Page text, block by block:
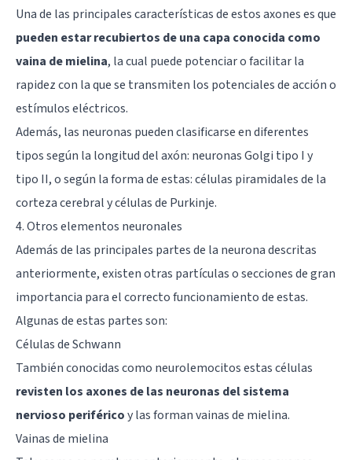
Una de las principales características de estos axones es que
pueden estar recubiertos de una capa conocida como
vaina de mielina, la cual puede potenciar o facilitar la
rapidez con la que se transmiten los potenciales de acción o
estímulos eléctricos.
Además, las neuronas pueden clasificarse en diferentes
tipos según la longitud del axón: neuronas Golgi tipo I y
tipo II, o según la forma de estas: células piramidales de la
corteza cerebral ycélulas de Purkinje.
4. Otros elementos neuronales
Además de las principales partes de la neurona descritas
anteriormente, existen otras partículas o secciones de gran
importancia para el correcto funcionamiento de estas.
Algunas de estas partes son:
Células de Schwann
También conocidas como neurolemocitos estas células
revisten los axones de las neuronas del sistema
nervioso periféricoy las forman vainas de mielina.
Vainas de mielina